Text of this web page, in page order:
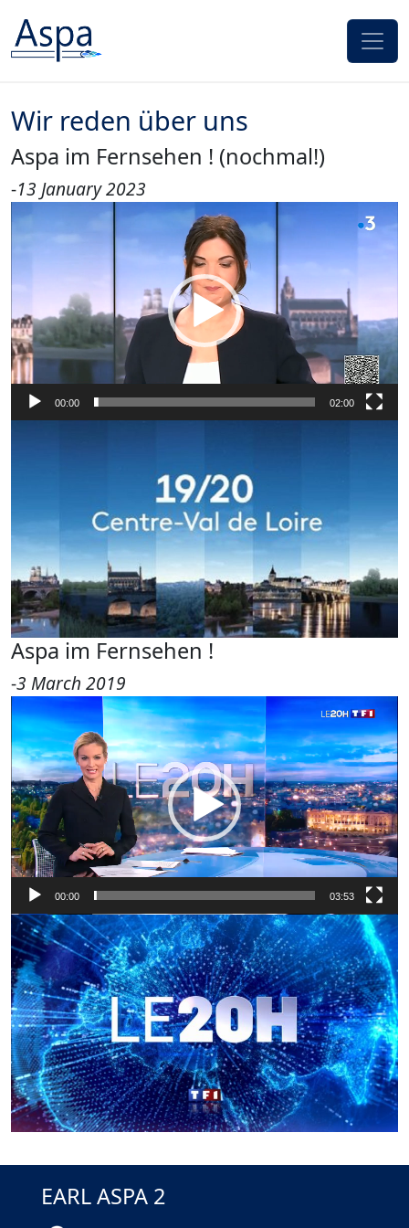
Wir reden über uns
Aspa im Fernsehen ! (nochmal!)
-13 January 2023
Video-
Player
00:00 02:00
Aspa im Fernsehen !
-3 March 2019
Video-
Player
00:00 03:53
EARL ASPA 2